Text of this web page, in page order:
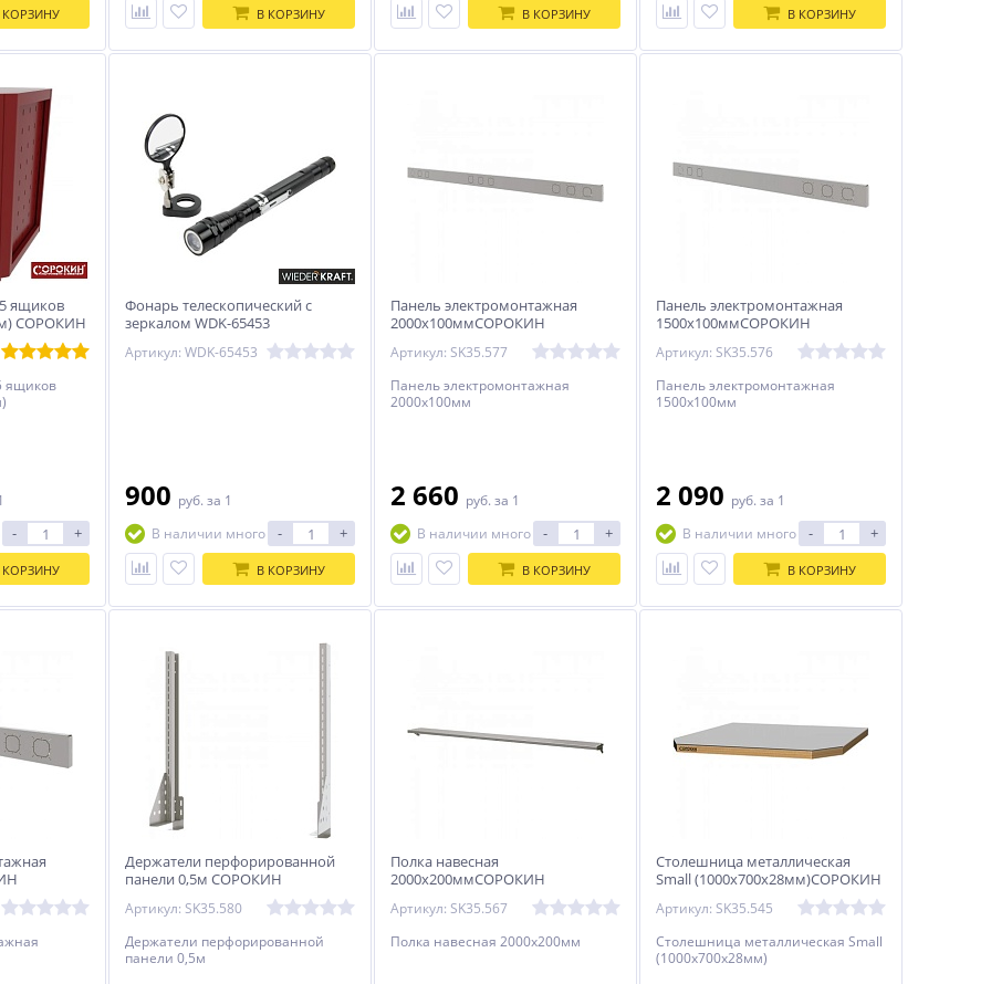
КОРЗИНУ В КОРЗИНУ В КОРЗИНУ В КОРЗИНУ
ящиков
СОРОКИН
ящиков
- +
КОРЗИНУ
Фонарь телескопический с
зеркалом WDK-65453
Артикул: WDK-65453
900 руб. за 1
В наличии много
- +
В КОРЗИНУ
Панель электромонтажная
2000х100ммСОРОКИН
Артикул: SK35.577
Панель электромонтажная
2000х100мм
2 660 руб. за 1
В наличии много
- +
В КОРЗИНУ
Панель электромонтажная
1500х100ммСОРОКИН
Артикул: SK35.576
Панель электромонтажная
1500х100мм
2 090 руб. за 1
В наличии много
- +
В КОРЗИНУ
Держатели перфорированной
панели 0,5м СОРОКИН
Артикул: SK35.580
Держатели перфорированной
панели 0,5м
Полка навесная
2000х200ммСОРОКИН
Артикул: SK35.567
Полка навесная 2000х200мм
Столешница металлическая
Small (1000х700х28мм)СОРОКИН
Артикул: SK35.545
Столешница металлическая Small
(1000х700х28мм)